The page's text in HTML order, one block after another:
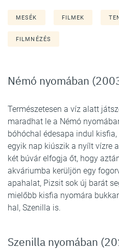
MESÉK FILMEK
FILMNÉZÉS
Némó nyomában
Természetesen a víz alatt
maradhat le a Némó
bóhóchal édesapa indul kisfia,
egyik nap kiúszik a nyílt vízre
két búvár elfogja őt, hogy
akváriumba kerüljön egy
apahalat, Pizsit sok új barát
mielőbb kisfia nyomára
hal, Szenilla is.
Szenilla nyomában